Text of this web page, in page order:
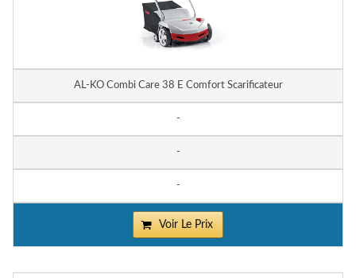
AL-KO Combi Care 38 E Comfort Scarificateur
-
-
-
Voir Le Prix